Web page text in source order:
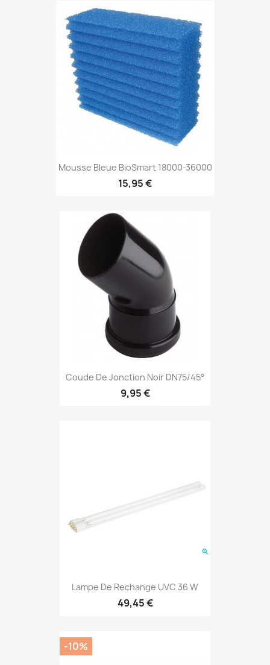
Mousse Bleue BioSmart 18000-36000
15,95 €
Coude De Jonction Noir DN75/45°
9,95 €
Lampe De Rechange UVC 36 W
49,45 €
-10%